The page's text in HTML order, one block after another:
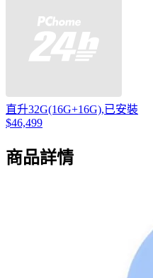
直升32G(16G+16G),已安裝
$46,499
商品詳情